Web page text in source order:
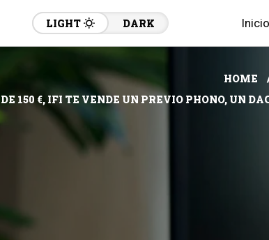
LIGHT DARK Inicio
HOME
150 €, IFI TE VENDE UN PREVIO PHONO, UN